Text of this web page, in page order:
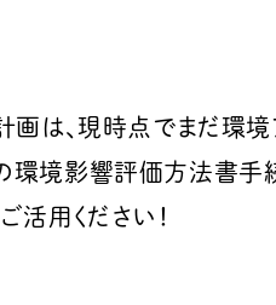
は、現時点でまだ環
境影響評価方法書手
用ください！